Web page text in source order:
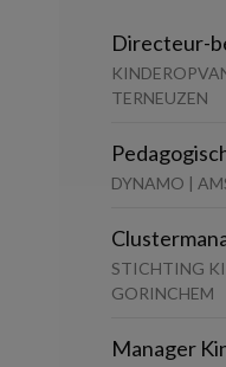
Directeur-
TERNEUZEN
DYNAMO |
STICHTING
GORINCHEM
Manager